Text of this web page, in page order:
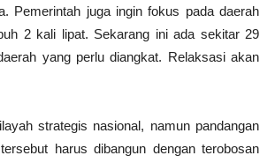
Pemerintah juga ingin fokus pada daerah
2 kali lipat. Sekarang ini ada sekitar 29
yang perlu diangkat. Relaksasi akan
strategis nasional, namun pandangan
harus dibangun dengan terobosan